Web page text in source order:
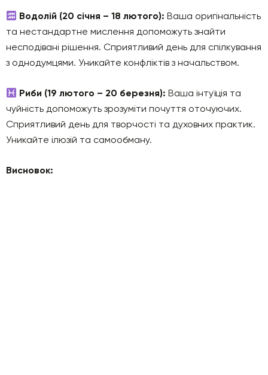
Водолій (20 січня – 18 лютого): Ваша оригінальність
та нестандартне мислення допоможуть знайти
несподівані рішення. Сприятливий день для спілкування
з однодумцями. Уникайте конфліктів з начальством.
Риби (19 лютого – 20 березня): Ваша інтуїція та
чуйність допоможуть зрозуміти почуття оточуючих.
Сприятливий день для творчості та духовних практик.
Уникайте ілюзій та самообману.
Висновок: